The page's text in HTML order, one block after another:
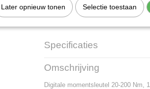
IN WINKELWAGEN
Specificaties
Productcode
EAN code
Productcode leverancier
Omschrijving
Digitale momentsleutel 20-200 Nm,
Later opnieuw tonen Selectie toestaan